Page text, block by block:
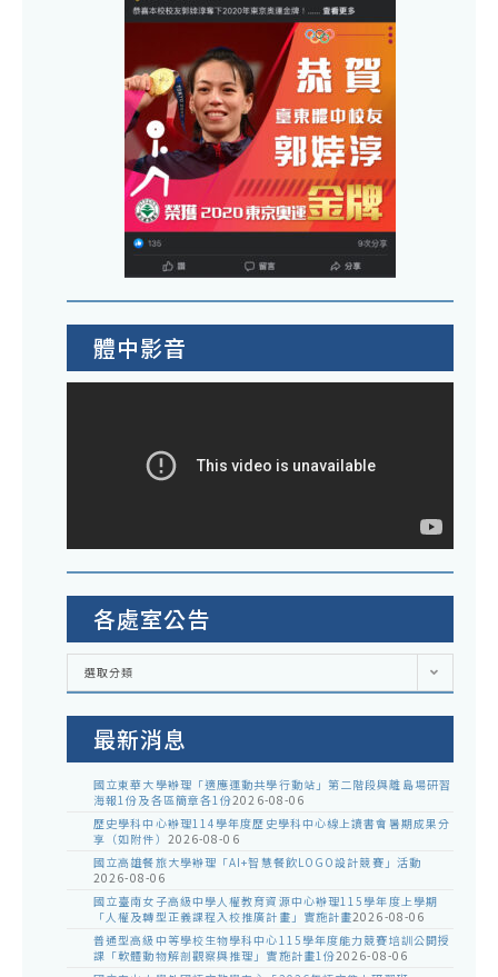
體中影音
各處室公告
各
室
選取分類
最新消息
國立東華大學辦理「適應運動共學行動站」第二階段與離島場研習
海報1份及各區簡章各1份2026-08-06
歷史學科中心辦理114學年度歷史學科中心線上讀書會暑期成果分
享（如附件） 2026-08-06
國立高雄餐旅大學辦理「AI+智慧餐飲LOGO設計競賽」活動
2026-08-06
國立臺南女子高級中學人權教育資源中心辦理115學年度上學期
「人權及轉型正義課程入校推廣計畫」實施計畫2026-08-06
普通型高級中等學校生物學科中心115學年度能力競賽培訓公開授
課「軟體動物解剖觀察與推理」實施計畫1份2026-08-06